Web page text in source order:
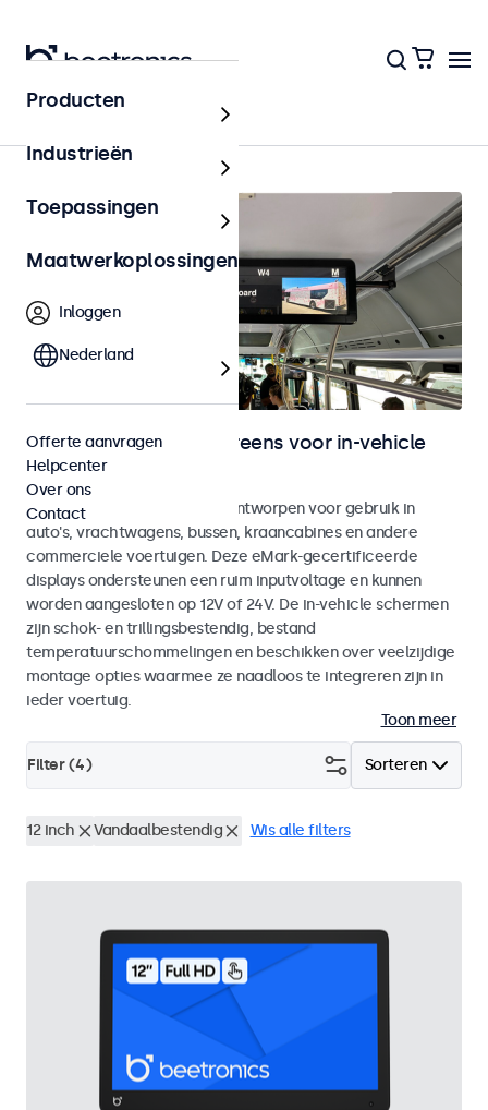
In-vehicle
Monitoren en touchscreens voor in-vehicle
gebruik
Monitoren en touchscreens ontworpen voor gebruik in
auto's, vrachtwagens, bussen, kraancabines en andere
commerciele voertuigen. Deze eMark-gecertificeerde
displays ondersteunen een ruim inputvoltage en kunnen
worden aangesloten op 12V of 24V. De in-vehicle schermen
zijn schok- en trillingsbestendig, bestand
temperatuurschommelingen en beschikken over veelzijdige
montage opties waarmee ze naadloos te integreren zijn in
ieder voertuig.
Toon meer
Sorteren
Filter (4)
12 inch Vandaalbestendig Wis alle filters
Producten
Industrieën
Toepassingen
Maatwerkoplossingen
Inloggen
Nederland
Offerte aanvragen
Helpcenter
Over ons
Contact